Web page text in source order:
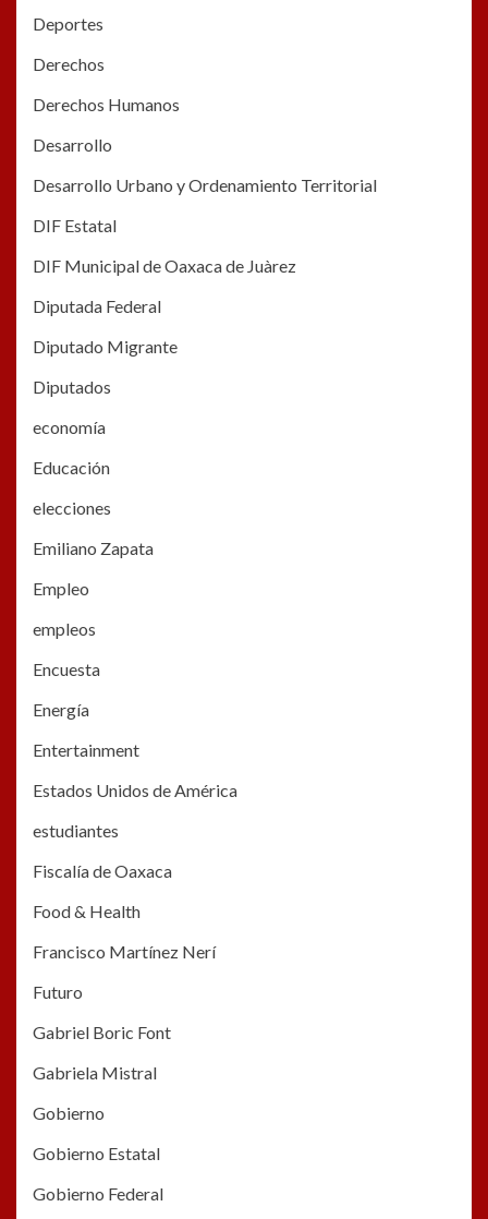
Deportes
Derechos
Derechos Humanos
Desarrollo
Desarrollo Urbano y Ordenamiento Territorial
DIF Estatal
DIF Municipal de Oaxaca de Juàrez
Diputada Federal
Diputado Migrante
Diputados
economía
Educación
elecciones
Emiliano Zapata
Empleo
empleos
Encuesta
Energía
Entertainment
Estados Unidos de América
estudiantes
Fiscalía de Oaxaca
Food & Health
Francisco Martínez Nerí
Futuro
Gabriel Boric Font
Gabriela Mistral
Gobierno
Gobierno Estatal
Gobierno Federal